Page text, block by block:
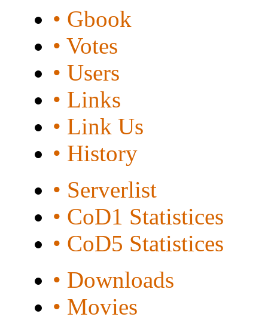
• Gbook
• Votes
• Users
• Links
• Link Us
• History
• Serverlist
• CoD1 Statistices
• CoD5 Statistices
• Downloads
• Movies